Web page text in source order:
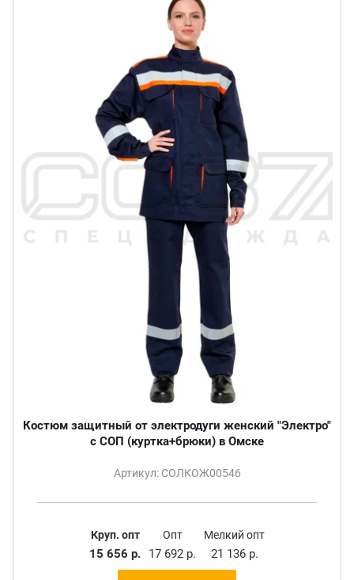
Костюм защитный от электродуги женский "Электро"
с СОП (куртка+брюки) в Омске
Артикул: СОЛКОЖ00546
Круп. опт
15 656 р.
Опт
17 692 р.
Мелкий опт
21 136 р.